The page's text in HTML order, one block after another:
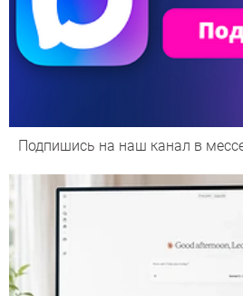
Подпишись на наш канал в